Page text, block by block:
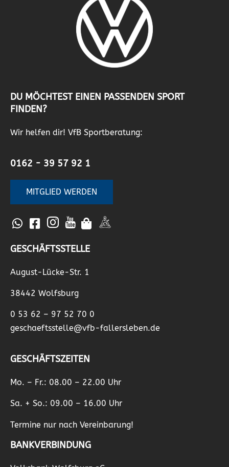
DU MÖCHTEST EINEN PASSENDEN SPORT
FINDEN?
Wir helfen dir! VfB Sportberatung:
0162 - 39 57 92 1
MITGLIED WERDEN
GESCHÄFTSSTELLE
August-Lücke-Str. 1
38442 Wolfsburg
0 53 62 – 97 52 70 0
geschaeftsstelle@vfb-fallersleben.de
GESCHÄFTSZEITEN
Mo. – Fr.: 08.00 – 22.00 Uhr
Sa. + So.: 09.00 – 16.00 Uhr
Termine nur nach Vereinbarung!
BANKVERBINDUNG